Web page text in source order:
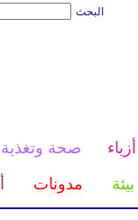
البحث
أزياء صحة وتغذية
بيئة مدونات